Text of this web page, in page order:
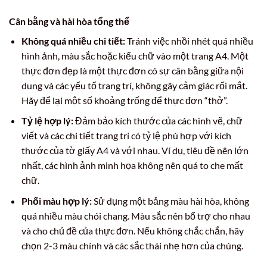
Cân bằng và hài hòa tổng thể
Không quá nhiều chi tiết:Tránh việc nhồi nhét quá nhiều
hình ảnh, màu sắc hoặc kiểu chữ vào một trang A4. Một
thực đơn đẹp là một thực đơn có sự cân bằng giữa nội
dung và các yếu tố trang trí, không gây cảm giác rối mắt.
Hãy để lại một số khoảng trống để thực đơn “thở”.
Tỷ lệ hợp lý:Đảm bảo kích thước của các hình vẽ, chữ
viết và các chi tiết trang trí có tỷ lệ phù hợp với kích
thước của tờ giấy A4 và với nhau. Ví dụ, tiêu đề nên lớn
nhất, các hình ảnh minh họa không nên quá to che mất
chữ.
Phối màu hợp lý:Sử dụng một bảng màu hài hòa, không
quá nhiều màu chói chang. Màu sắc nên bổ trợ cho nhau
và cho chủ đề của thực đơn. Nếu không chắc chắn, hãy
chọn 2-3 màu chính và các sắc thái nhẹ hơn của chúng.